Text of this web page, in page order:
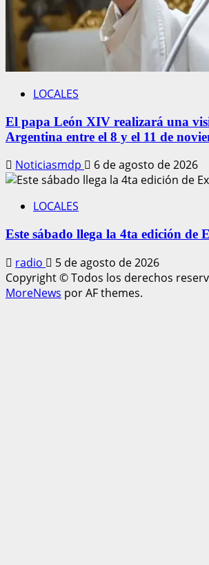
LOCALES
El papa León XIV realizará una
Argentina entre el 8 y el 11 de
Noticiasmdp 6 de agosto de 2026
LOCALES
Este sábado llega la 4ta edición de
radio
5 de agosto de 2026
Copyright © Todos los derechos
MoreNews por AF themes.